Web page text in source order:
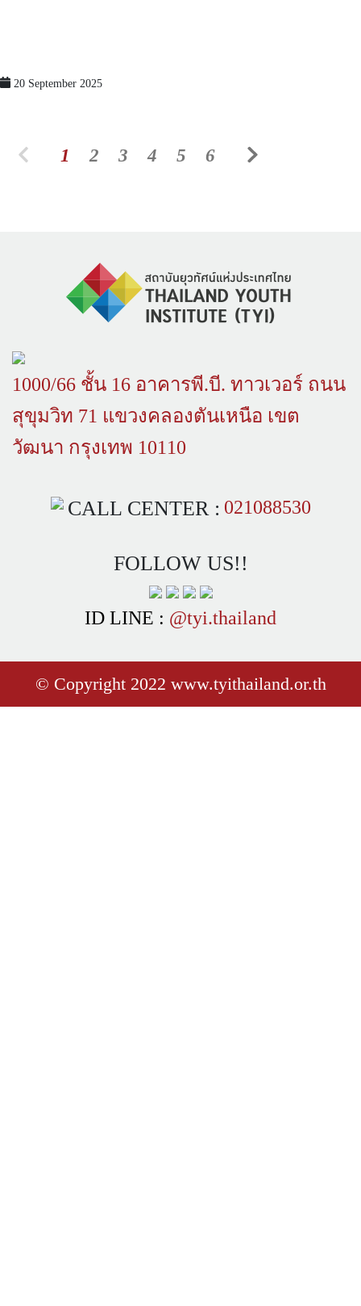
20 September 2025
1 2 3 4 5 6
1000/66 ชั้น 16 อาคารพี.บี. ทาวเวอร์ ถนน
สุขุมวิท 71 แขวงคลองตันเหนือ เขต
วัฒนา กรุงเทพ 10110
CALL CENTER : 021088530
FOLLOW US!!
ID LINE : @tyi.thailand
© Copyright 2022 www.tyithailand.or.th